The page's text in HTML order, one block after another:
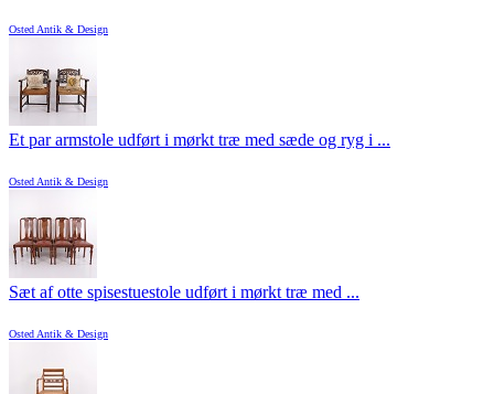
Osted Antik & Design
Et par armstole udført i mørkt træ med sæde og ryg i ...
Osted Antik & Design
Sæt af otte spisestuestole udført i mørkt træ med ...
Osted Antik & Design